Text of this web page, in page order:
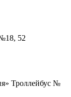
52
Троллейбус №